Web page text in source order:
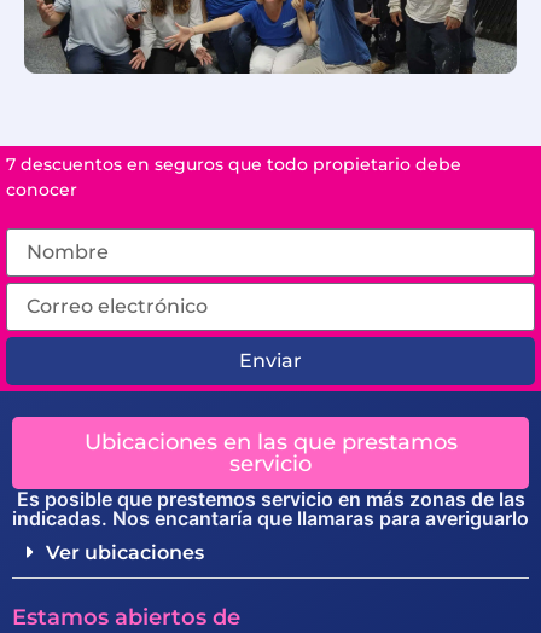
7 descuentos en seguros que todo propietario debe
conocer
Enviar
Ubicaciones en las que prestamos
servicio
Es posible que prestemos servicio en más zonas de las
indicadas. Nos encantaría que llamaras para averiguarlo
Ver ubicaciones
Estamos abiertos de